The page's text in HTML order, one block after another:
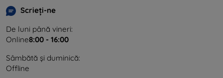
Scrieți-ne
De luni până vineri:
Online8:00 - 16:00
Sâmbătă și duminică:
Offline